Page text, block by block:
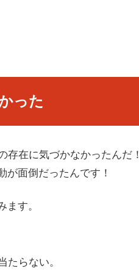
った
存在に気づかなかったんだ！
が面倒だったんです！
ます。
たらない。